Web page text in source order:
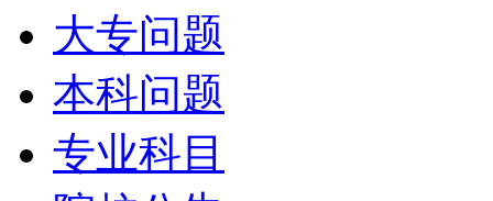
大专问题
本科问题
专业科目